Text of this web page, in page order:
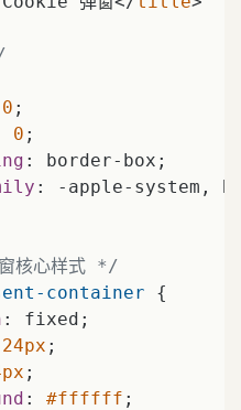
0 ;
0 ;
: border-box;
: -apple-system,
核心样式 */
container {
: fixed;
24px ;
;
: #ffffff ;